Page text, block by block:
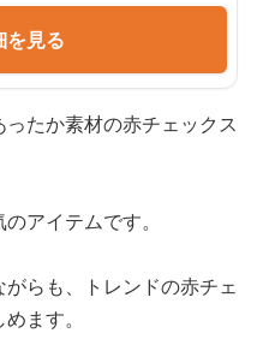
を見る
たか素材の赤チェックス
アイテムです。
らも、トレンドの赤チェ
ます。